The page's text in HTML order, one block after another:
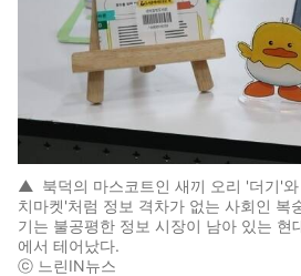
▲ 북덕의 마스코트인 새끼 오리 '더기'
치마켓'처럼 정보 격차가 없는 사회인 복
기는 불공평한 정보 시장이 남아 있는 현
에서 테어났다.
ⓒ 느린IN뉴스